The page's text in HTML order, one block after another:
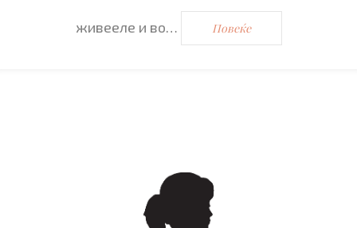
живееле и во… Повеќе